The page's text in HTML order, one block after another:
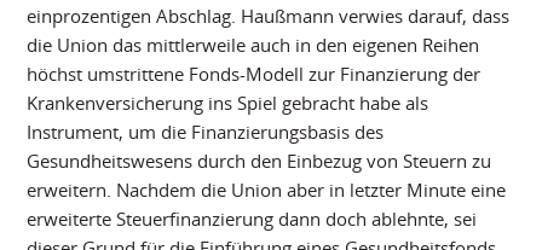
einprozentigen Abschlag. Haußmann verwies darauf, dass
die Union das mittlerweile auch in den eigenen Reihen
höchst umstrittene Fonds-Modell zur Finanzierung der
Krankenversicherung ins Spiel gebracht habe als
Instrument, um die Finanzierungsbasis des
Gesundheitswesens durch den Einbezug von Steuern zu
erweitern. Nachdem die Union aber in letzter Minute eine
erweiterte Steuerfinanzierung dann doch ablehnte, sei